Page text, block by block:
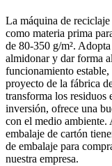
La máquina de
como materia prima
de 80-350 g/m².
almidonar y dar forma
funcionamiento
proyecto de la fábrica
transforma los residuos
inversión, ofrece una
con el medio ambiente.
embalaje de cartón
de embalaje para
nuestra empresa.